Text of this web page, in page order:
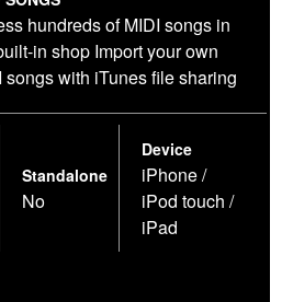
hundreds of MIDI songs in
in shop Import your own
songs with iTunes file sharing
Standalone
No
Device
iPhone /
iPod touch /
iPad